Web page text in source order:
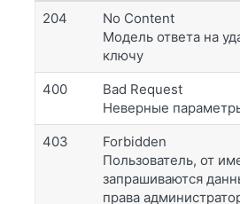
204
No Content
Модель ответа на
ключу
400
Bad Request
Неверные
403
Forbidden
Пользователь, от
запрашиваются
права